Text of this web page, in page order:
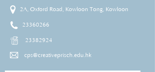
2A, Oxford Road, Kowloon Tong, Kowloon
23360266
23382924
cps@creativeprisch.edu.hk